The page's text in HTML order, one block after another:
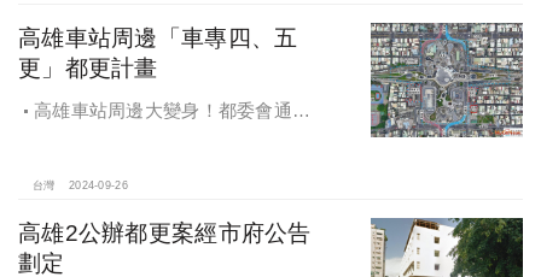
高雄車站周邊「車專四、五
更」都更計畫
高雄車站周邊大變身！都委會通過
台灣 2024-09-26
高雄2公辦都更案經市府公告
劃定